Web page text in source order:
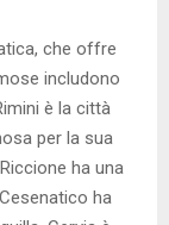
che offre
includono
è la città
per la sua
ha una
ha